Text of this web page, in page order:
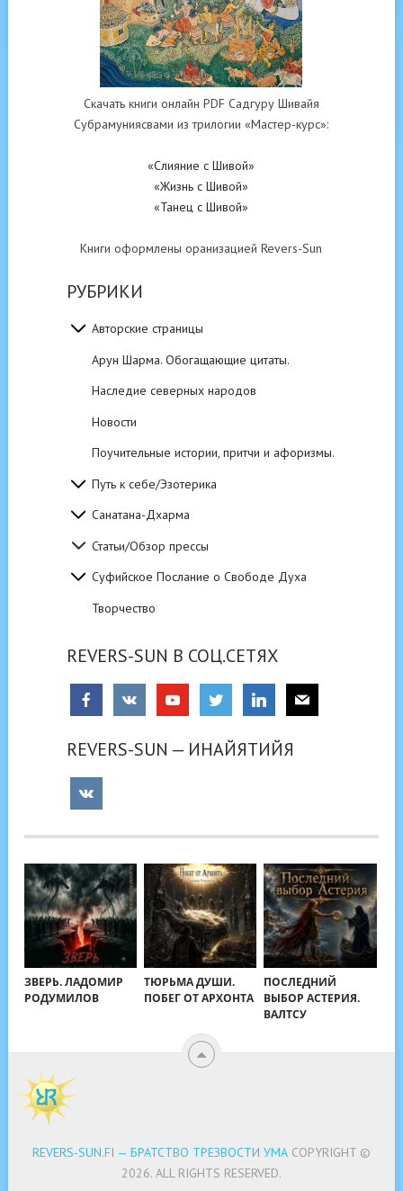
Скачать книги онлайн PDF Садгуру Шивайя
Субрамуниясвами из трилогии «Мастер-курс»:
«Слияние с Шивой»
«Жизнь с Шивой»
«Танец с Шивой»
Книги оформлены оранизацией Revers-Sun
РУБРИКИ
Авторские страницы
Арун Шарма. Обогащающие цитаты.
Наследие северных народов
Новости
Поучительные истории, притчи и афоризмы.
Путь к себе/Эзотерика
Санатана-Дхарма
Статьи/Обзор прессы
Суфийское Послание о Свободе Духа
Творчество
REVERS-SUN В СОЦ.СЕТЯХ
REVERS-SUN — ИНАЙЯТИЙЯ
ЗВЕРЬ. ЛАДОМИР
РОДУМИЛОВ
ТЮРЬМА ДУШИ.
ПОБЕГ ОТ АРХОНТА
ПОСЛЕДНИЙ
ВЫБОР АСТЕРИЯ.
ВАЛТСУ
REVERS-SUN.FI — БРАТСТВО ТРЕЗВОСТИ УМАCOPYRIGHT ©
2026. ALL RIGHTS RESERVED.